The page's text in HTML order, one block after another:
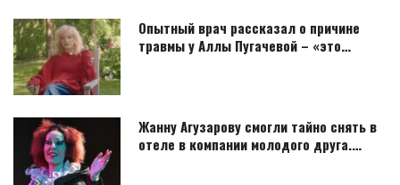
Опытный врач рассказал о причине
травмы у Аллы Пугачевой – «это…
Жанну Агузарову смогли тайно снять в
отеле в компании молодого друга.…